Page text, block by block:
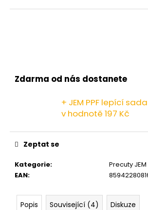
Zdarma od nás dostanete
+ JEM PPF lepící
v hodnotě 197 Kč
Kategorie:
Precuty JEM
EAN:
Zeptat se
Popis Související (4) Diskuze
D
u